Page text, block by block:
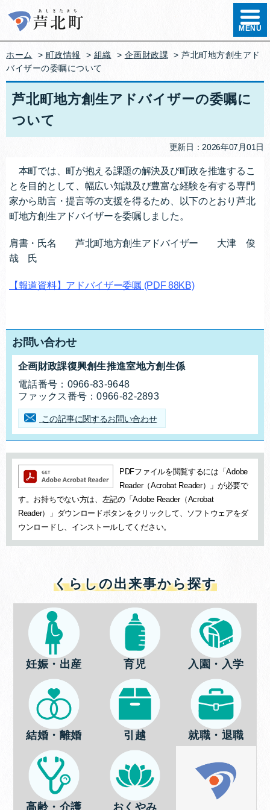
ハンバ
MENU
ホーム > 町政情報 > 組織 > 企画財政課 > 芦北町地方創生アド
バイザーの委嘱について
芦北町地方創生アドバイザーの委嘱に
ついて
更新日：2026年07月01日
本町では、町が抱える課題の解決及び町政を推進するこ
とを目的として、幅広い知識及び豊富な経験を有する専門
家から助言・提言等の支援を得るため、以下のとおり芦北
町地方創生アドバイザーを委嘱しました。
肩書・氏名 芦北町地方創生アドバイザー 大津 俊
哉 氏
【報道資料】アドバイザー委嘱 (PDF 88KB)
お問い合わせ
お問合せ先
企画財政課復興創生推進室地方創生係
電話番号： 0966-83-9648
ファックス番号：0966-82-2893
この記事に関するお問い合わせ
追加情報：PDFファイル
PDFファイルを閲覧するには「Adobe
Reader（Acrobat Reader）」が必要で
す。お持ちでない方は、左記の「Adobe Reader（Acrobat
Reader）」ダウンロードボタンをクリックして、ソフトウェアをダ
ウンロードし、インストールしてください。
くらしの出来事から探す
妊娠・出産 育児 入園・入学
結婚・離婚 引越 就職・退職
高齢・介護 おくやみ